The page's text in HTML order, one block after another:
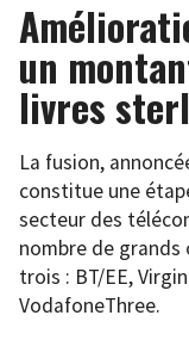
un
livres
La fusion,
constitue une
secteur des
nombre de grands
trois : BT/EE,
VodafoneThree.